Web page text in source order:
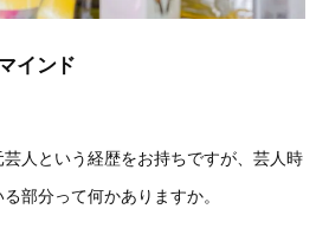
インド
人という経歴をお持ちですが、芸人時
部分って何かありますか。